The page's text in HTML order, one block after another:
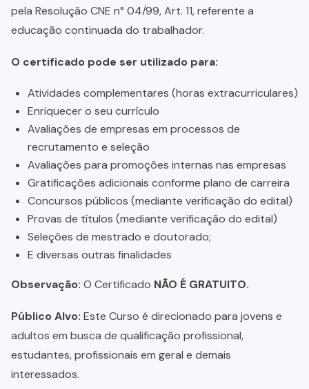
pela Resolução CNE n° 04/99, Art. 11, referente a
educação continuada do trabalhador.
O certificado pode ser utilizado para:
Atividades complementares (horas extracurriculares)
Enriquecer o seu currículo
Avaliações de empresas em processos de
recrutamento e seleção
Avaliações para promoções internas nas empresas
Gratificações adicionais conforme plano de carreira
Concursos públicos (mediante verificação do edital)
Provas de títulos (mediante verificação do edital)
Seleções de mestrado e doutorado;
E diversas outras finalidades
Observação: O Certificado NÃO É GRATUITO.
Público Alvo: Este Curso é direcionado para jovens e
adultos em busca de qualificação profissional,
estudantes, profissionais em geral e demais
interessados.